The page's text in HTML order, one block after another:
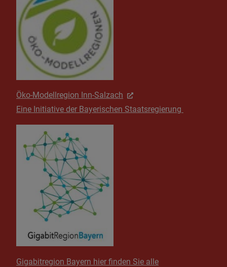
Öko-Modellregion Inn-Salzach
Eine Initiative der Bayerischen Staatsregierung
Gigabitregion Bayern hier finden Sie alle